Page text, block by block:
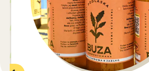
pomorskie
śląskie
świętokrzyskie